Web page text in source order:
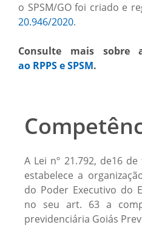
o SPSM/GO foi criado e
20.946/2020.
Consulte mais sobre
ao RPPS e SPSM.
A Lei nº 21.792, de16
estabelece a
do Poder Executivo do
no seu art. 63 a
previdenciária Goiás